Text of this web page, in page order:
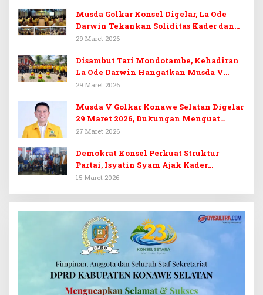
Musda Golkar Konsel Digelar, La Ode
Darwin Tekankan Soliditas Kader dan
Target 14 Kursi DPRD Konawe Selatan
29 Maret 2026
Disambut Tari Mondotambe, Kehadiran
La Ode Darwin Hangatkan Musda V
Golkar Konsel
29 Maret 2026
Musda V Golkar Konawe Selatan Digelar
29 Maret 2026, Dukungan Menguat
untuk Irham Kalenggo
27 Maret 2026
Demokrat Konsel Perkuat Struktur
Partai, Isyatin Syam Ajak Kader
Kembalikan Kejayaan
15 Maret 2026